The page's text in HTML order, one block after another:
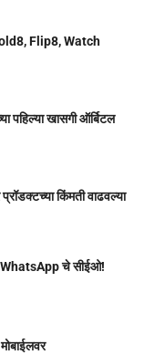
Flip8, Watch
पहिल्या खासगी ऑर्बिटल
किंमती वाढवल्या
WhatsApp चे सीईओ!